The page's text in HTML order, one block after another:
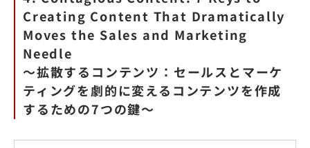
Creating Content That Dramatically
Moves the Sales and Marketing
Needle
〜拡散するコンテンツ：セールスとマーケ
ティングを劇的に変えるコンテンツを作成
するための7つの鍵〜